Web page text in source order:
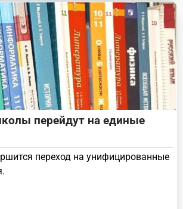
перейдут на единые
переход на унифицированные